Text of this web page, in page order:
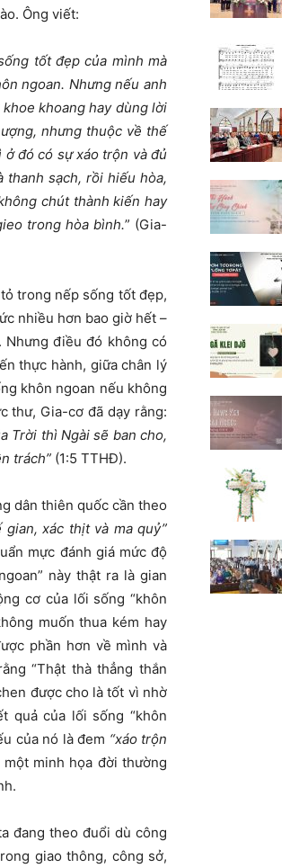
Ông viết:
tốt đẹp của mình mà
ngoan. Nhưng nếu anh
khoang hay dùng lời
nhưng thuộc về thế
ở đó có sự xáo trộn và đủ
sạch, rồi hiếu hòa,
chút thành kiến hay
trong hòa bình.” (Gia-
trong nếp sống tốt đẹp,
nhiều hơn bao giờ hết –
điều đó không có
thực hành, giữa chân lý
khôn ngoan nếu không
thư, Gia-cơ đã dạy rằng:
Trời thì Ngài sẽ ban cho,
trách” (1:5 TTHĐ).
dân thiên quốc cần theo
gian, xác thịt và ma quỷ”
mực đánh giá mức độ
này thật ra là gian
cơ của lối sống “khôn
muốn thua kém hay
phần hơn về mình và
“Thật thà thẳng thắn
được cho là tốt vì nhờ
quả của lối sống “khôn
của nó là đem “xáo trộn
minh họa đời thường
đang theo đuổi dù công
giao thông, công sở,